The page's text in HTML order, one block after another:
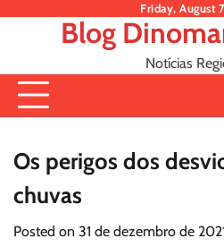
Friday, August
Blog
Notícias
Os perigos dos
chuvas
Posted on 31 de dezembro de